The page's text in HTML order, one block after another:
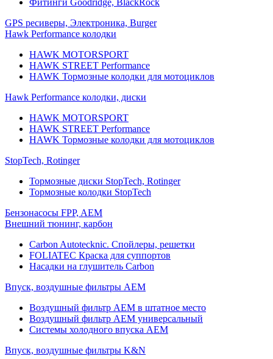
GPS ресиверы, Электроника, Burger
Hawk Performance колодки
HAWK MOTORSPORT
HAWK STREET Performance
HAWK Тормозные колодки для мотоциклов
Hawk Performance колодки, диски
HAWK MOTORSPORT
HAWK STREET Performance
HAWK Тормозные колодки для мотоциклов
StopTech, Rotinger
Тормозные диски StopTech, Rotinger
Тормозные колодки StopTech
Бензонасосы FPP, AEM
Внешний тюнинг, карбон
Carbon Autotecknic. Спойлеры, решетки
FOLIATEC Краска для суппортов
Насадки на глушитель Carbon
Впуск, воздушные фильтры AEM
Воздушный фильтр AEM в штатное место
Воздушный фильтр AEM универсальный
Системы холодного впуска AEM
Впуск, воздушные фильтры K&N